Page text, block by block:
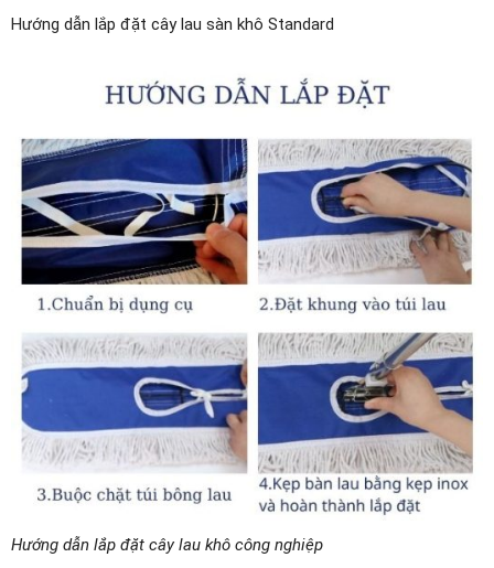
Hướng dẫn lắp đặt cây lau sàn khô Standard
Hướng dẫn lắp đặt cây lau khô công nghiệp